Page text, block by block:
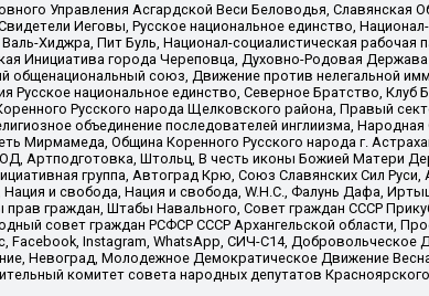
Управления Асгардской Веси Беловодья, Славянская
Иеговы, Русское национальное единство,
Хиджра, Пит Буль, Национал-социалистическая рабочая
Инициатива города Череповца, Духовно-Родовая Держава
общенациональный союз, Движение против нелегальной
Русское национальное единство, Северное Братство, Клуб
Русского народа Щелковского района, Правый
объединение последователей инглиизма, Народная
Мирмамеда, Община Коренного Русского народа г.
Артподготовка, Штольц, В честь иконы Божией Матери
группа, Автоград Крю, Союз Славянских Сил Руси,
и свобода, Нация и свобода, W.H.С., Фалунь Дафа,
граждан, Штабы Навального, Совет граждан СССР
совет граждан РСФСР СССР Архангельской области,
Instagram, WhatsApp, СИЧ-С14, Добровольческое
Невоград, Молодежное Демократическое Движение
комитет совета народных депутатов